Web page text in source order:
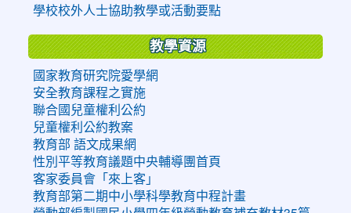
學校校外人士協助教學或活動要點
教學資源
國家教育研究院愛學網
安全教育課程之實施
聯合國兒童權利公約
兒童權利公約教案
教育部 語文成果網
性別平等教育議題中央輔導團首頁
客家委員會「來上客」
教育部第二期中小學科學教育中程計畫